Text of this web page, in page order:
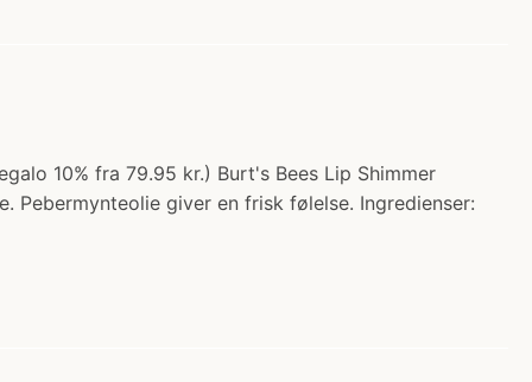
10% fra 79.95 kr.) Burt's Bees Lip Shimmer
giver en frisk følelse. Ingredienser: